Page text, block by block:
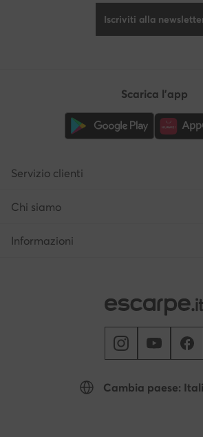
Iscriviti alla
Cambia paese:
Scarica l'app
Servizio clienti
Chi siamo
Informazioni